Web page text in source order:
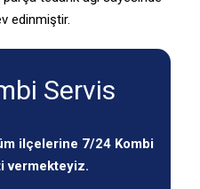
edinmiştir.
Servis
ilçelerine 7/24 Kombi
vermekteyiz.